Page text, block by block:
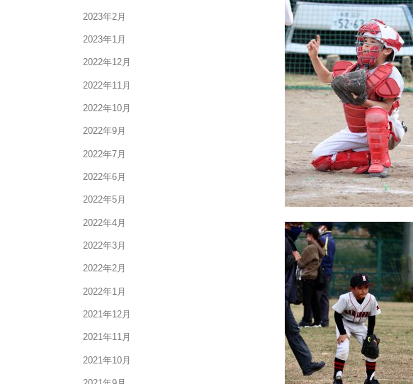
2023年2月
2023年1月
2022年12月
2022年11月
2022年10月
2022年9月
2022年7月
2022年6月
2022年5月
2022年4月
2022年3月
2022年2月
2022年1月
2021年12月
2021年11月
2021年10月